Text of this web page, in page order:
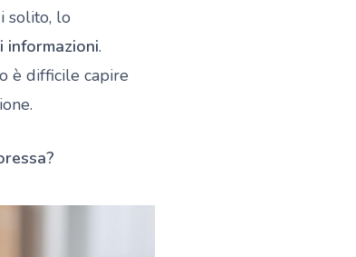
solito, lo
informazioni.
è difficile capire